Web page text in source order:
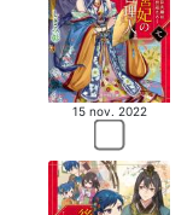
15 nov. 2022